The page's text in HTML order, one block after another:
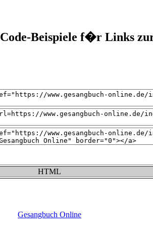
Code-Beispiele f�r Links
HTML
Gesangbuch Online